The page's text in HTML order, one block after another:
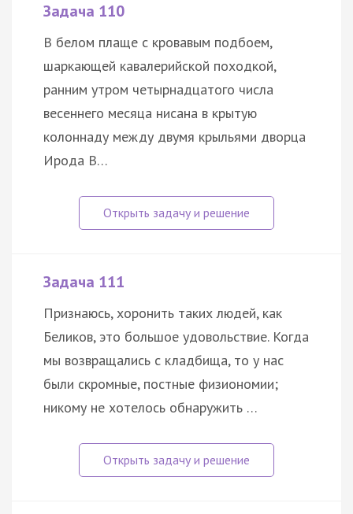
Задача 110
В белом плаще с кровавым подбоем,
шаркающей кавалерийской походкой,
ранним утром четырнадцатого числа
весеннего месяца нисана в крытую
колоннаду между двумя крыльями дворца
Ирода В…
Задача 111
Признаюсь, хоронить таких людей, как
Беликов, это большое удовольствие. Когда
мы возвращались с кладбища, то у нас
были скромные, постные физиономии;
никому не хотелось обнаружить …